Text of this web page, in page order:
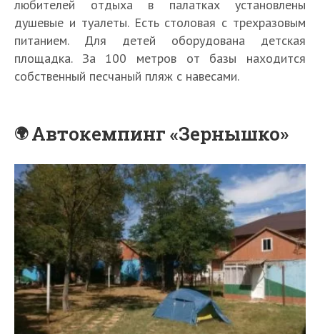
любителей отдыха в палатках установлены
душевые и туалеты. Есть столовая с трехразовым
питанием. Для детей оборудована детская
площадка. За 100 метров от базы находится
собственный песчаный пляж с навесами.
Автокемпинг «Зернышко»